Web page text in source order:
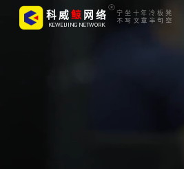
科威鲸 网络
KEWEIJING NETWORK
宁坐十年冷板凳
不写文章半句空